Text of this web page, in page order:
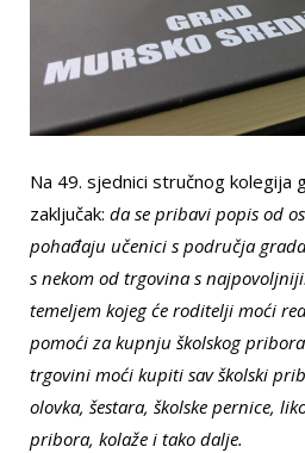
Na 49. sjednici stručnog kolegija
zaključak: da se pribavi popis od
pohađaju učenici s područja
s nekom od trgovina s
temeljem kojeg će roditelji moći
pomoći za kupnju školskog
trgovini moći kupiti sav školski
olovka, šestara, školske pernice,
pribora, kolaže i tako dalje.